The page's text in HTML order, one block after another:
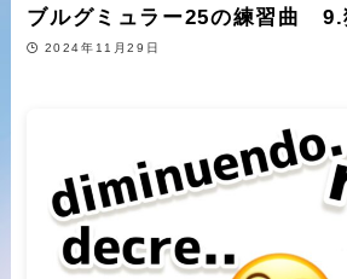
ブルグミュラー25の練習曲
2024年11月29日